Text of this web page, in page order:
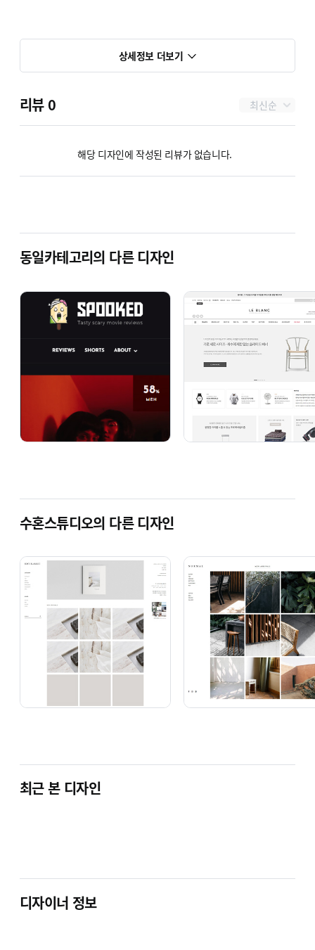
상세정보 더보기
리뷰0 최신순
해당 디자인에 작성된 리뷰가 없습니다.
동일카테고리의 다른 디자인
수혼스튜디오의 다른 디자인
최근 본 디자인
디자이너 정보